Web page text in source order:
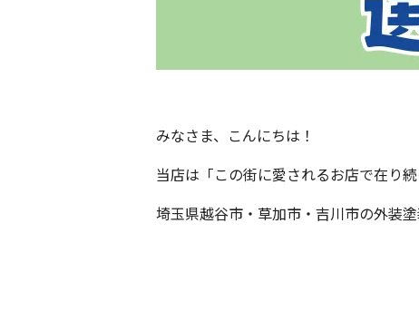
みなさま、こんにちは！
当店は「この街に愛されるお店で在り
埼玉県越谷市・草加市・吉川市の外装